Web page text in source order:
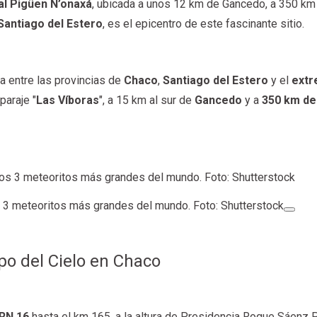
Pigüen N’onaxá, ubicada a unos 12 km de Gancedo, a 350 km
del Estero, es el epicentro de este fascinante sitio.
entre las provincias de Chaco,Santiago del Estero y el
"Las Víboras", a 15 km al sur de Gancedo y a350 km de
meteoritos más grandes del mundo. Foto: Shutterstock
del Cielo en Chaco